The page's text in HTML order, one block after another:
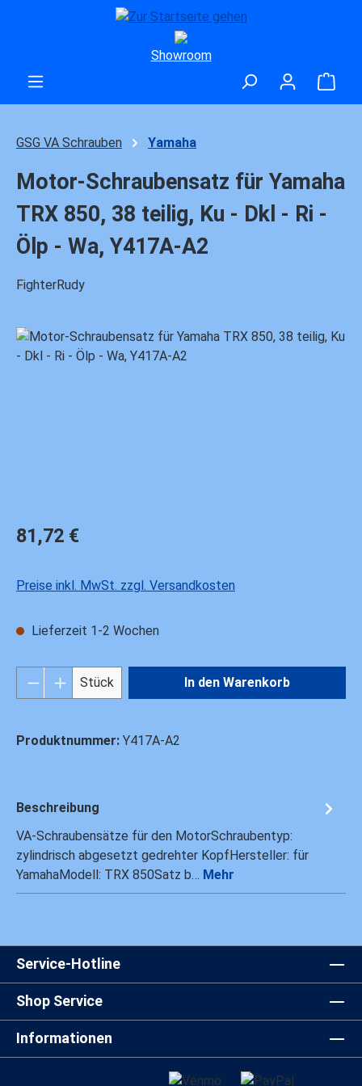
Zum Hauptinhalt springen
Showroom
GSG VA Schrauben Yamaha
Motor-Schraubensatz für Yamaha
TRX 850, 38 teilig, Ku - Dkl - Ri -
Ölp - Wa, Y417A-A2
FighterRudy
Bildergalerie überspringen
Regulärer Preis:
81,72 €
Preise inkl. MwSt. zzgl. Versandkosten
Lieferzeit 1-2 Wochen
Produkt Anzahl: Gib den gewünschten
Stück In den Warenkorb
Produktnummer: Y417A-A2
Beschreibung
VA-Schraubensätze für den MotorSchraubentyp:
zylindrisch abgesetzt gedrehter KopfHersteller: für
YamahaModell: TRX 850Satz b… Mehr
Service-Hotline
Shop Service
Informationen